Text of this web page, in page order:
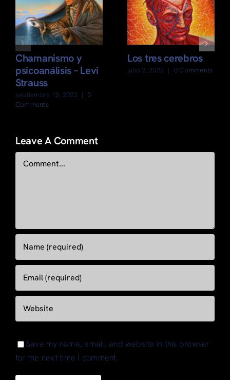
Chamanismo y
psicoanálisis – Levi
Strauss
septiembre 15, 2022 | 0
Comments
Los tres cerebros
julio 2, 2022 | 0 Comments
Leave A Comment
Comment
Save my name, email, and website in this browser
for the next time I comment.